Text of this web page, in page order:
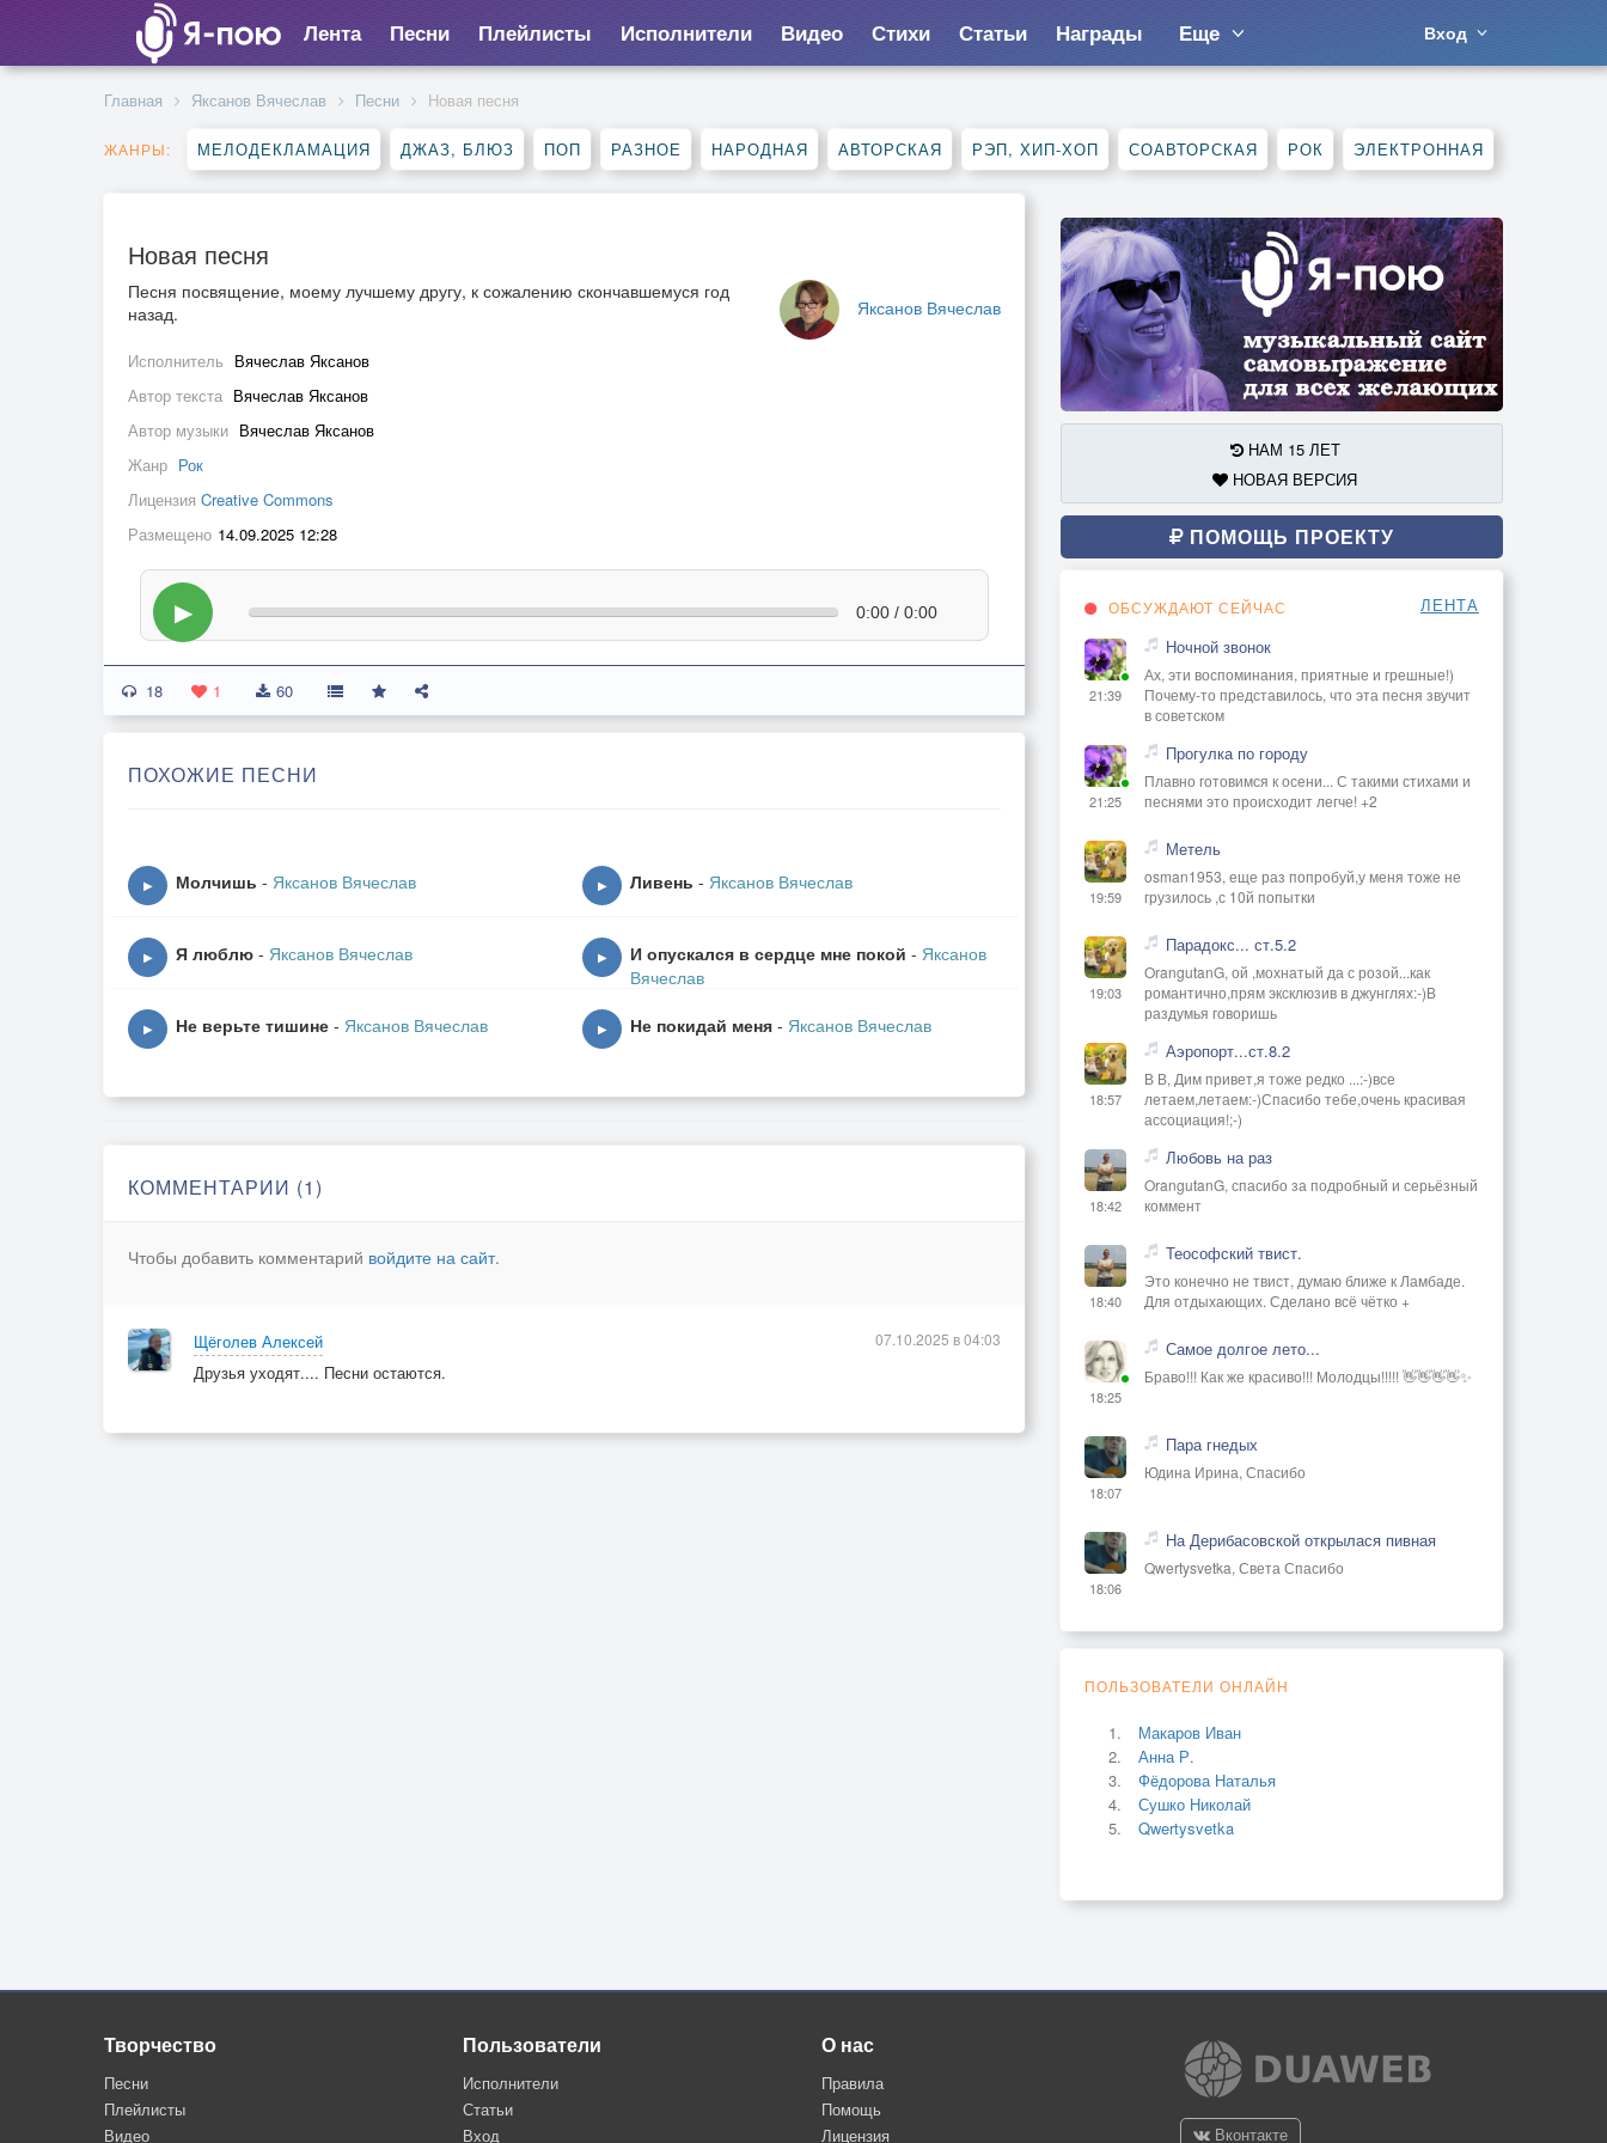
Лента Песни Плейлисты Исполнители Видео Стихи Статьи Награды Еще Вход
Главная Яксанов Вячеслав Песни Новая песня
ЖАНРЫ: МЕЛОДЕКЛАМАЦИЯ ДЖАЗ, БЛЮЗ ПОП РАЗНОЕ НАРОДНАЯ АВТОРСКАЯ РЭП, ХИП-ХОП СОАВТОРСКАЯ РОК ЭЛЕКТРОННАЯ
Новая песня
Яксанов Вячеслав
Песня посвящение, моему лучшему другу, к сожалению скончавшемуся год
назад.
Исполнитель Вячеслав Яксанов
Автор текста Вячеслав Яксанов
Автор музыки Вячеслав Яксанов
Жанр Рок
Лицензия Creative Commons
Размещено 14.09.2025 12:28
▶ 0:00 / 0:00
18 1 60
ПОХОЖИЕ ПЕСНИ
▶ Молчишь - Яксанов Вячеслав ▶ Ливень - Яксанов Вячеслав
▶ Я люблю - Яксанов Вячеслав ▶ И опускался в сердце мне покой - Яксанов
Вячеслав
▶ Не верьте тишине - Яксанов Вячеслав ▶ Не покидай меня - Яксанов Вячеслав
КОММЕНТАРИИ (1)
Чтобы добавить комментарий войдите на сайт.
Щёголев Алексей
Друзья уходят.... Песни остаются.
07.10.2025 в 04:03
НАМ 15 ЛЕТ
НОВАЯ ВЕРСИЯ
ПОМОЩЬ ПРОЕКТУ
ОБСУЖДАЮТ СЕЙЧАС ЛЕНТА
21:39
Ночной звонок
Ах, эти воспоминания, приятные и грешные!)
Почему-то представилось, что эта песня звучит
в советском
21:25
Прогулка по городу
Плавно готовимся к осени... С такими стихами и
песнями это происходит легче! +2
19:59
Метель
osman1953, еще раз попробуй,у меня тоже не
грузилось ,с 10й попытки
19:03
Парадокс... ст.5.2
OrangutanG, ой ,мохнатый да с розой...как
романтично,прям эксклюзив в джунглях:-)В
раздумья говоришь
18:57
Аэропорт...ст.8.2
В В, Дим привет,я тоже редко ...:-)все
летаем,летаем:-)Спасибо тебе,очень красивая
ассоциация!;-)
18:42
Любовь на раз
OrangutanG, спасибо за подробный и серьёзный
коммент
18:40
Теософский твист.
Это конечно не твист, думаю ближе к Ламбаде.
Для отдыхающих. Сделано всё чётко +
18:25
Самое долгое лето...
Браво!!! Как же красиво!!! Молодцы!!!!! 👋👋👋👋✨
18:07
Пара гнедых
Юдина Ирина, Спасибо
18:06
На Дерибасовской открылася пивная
Qwertysvetka, Света Спасибо
ПОЛЬЗОВАТЕЛИ ОНЛАЙН
Макаров Иван
Анна Р.
Фёдорова Наталья
Сушко Николай
Qwertysvetka
Творчество
Песни
Плейлисты
Видео
Пользователи
Исполнители
Статьи
Вход
О нас
Правила
Помощь
Лицензия
Вконтакте